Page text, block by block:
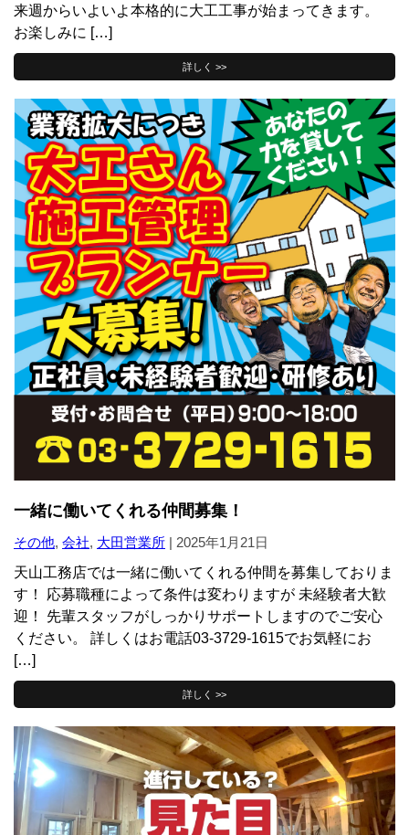
来週からいよいよ本格的に大工工事が始まってきます。
お楽しみに […]
詳しく >>
一緒に働いてくれる仲間募集！
その他, 会社, 大田営業所 | 2025年1月21日
天山工務店では一緒に働いてくれる仲間を募集しておりま
す！ 応募職種によって条件は変わりますが 未経験者大歓
迎！ 先輩スタッフがしっかりサポートしますのでご安心
ください。 詳しくはお電話03-3729-1615でお気軽にお
[…]
詳しく >>